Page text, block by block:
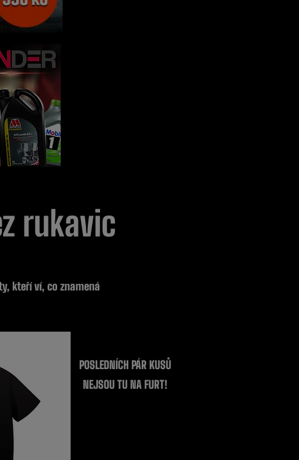
rukavic
kteří ví, co znamená
POSLEDNÍCH PÁR KUSŮ
NEJSOU TU NA FURT!